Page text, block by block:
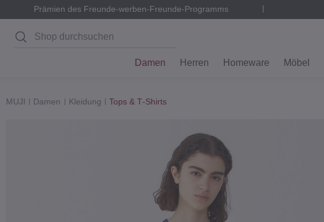
Prämien des Freunde-werben-Freunde-Programms
Suchen
Damen Herren Homeware Möbel
MUJI Damen Kleidung Tops & T‐Shirts